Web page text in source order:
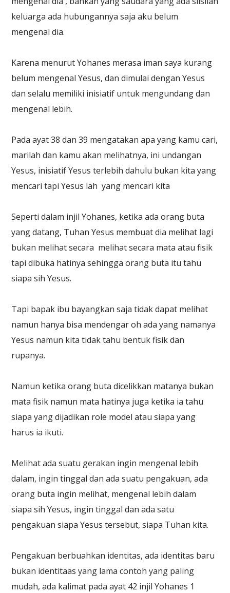
keluarga ada hubungannya saja aku belum
mengenal dia.
Karena menurut Yohanes merasa iman saya kurang
belum mengenal Yesus, dan dimulai dengan Yesus
dan selalu memiliki inisiatif untuk mengundang dan
mengenal lebih.
Pada ayat 38 dan 39 mengatakan apa yang kamu cari,
marilah dan kamu akan melihatnya, ini undangan
Yesus, inisiatif Yesus terlebih dahulu bukan kita yang
mencari tapi Yesus lah yang mencari kita
Seperti dalam injil Yohanes, ketika ada orang buta
yang datang, Tuhan Yesus membuat dia melihat lagi
bukan melihat secara melihat secara mata atau fisik
tapi dibuka hatinya sehingga orang buta itu tahu
siapa sih Yesus.
Tapi bapak ibu bayangkan saja tidak dapat melihat
namun hanya bisa mendengar oh ada yang namanya
Yesus namun kita tidak tahu bentuk fisik dan
rupanya.
Namun ketika orang buta dicelikkan matanya bukan
mata fisik namun mata hatinya juga ketika ia tahu
siapa yang dijadikan role model atau siapa yang
harus ia ikuti.
Melihat ada suatu gerakan ingin mengenal lebih
dalam, ingin tinggal dan ada suatu pengakuan, ada
orang buta ingin melihat, mengenal lebih dalam
siapa sih Yesus, ingin tinggal dan ada satu
pengakuan siapa Yesus tersebut, siapa Tuhan kita.
Pengakuan berbuahkan identitas, ada identitas baru
bukan identitaas yang lama contoh yang paling
mudah, ada kalimat pada ayat 42 injil Yohanes 1